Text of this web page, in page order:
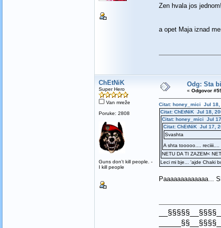
Zen hvala jos
a opet Maja iznad
ChEtNiK
Super Hero
Van mreže
Poruke: 2808
Guns don't kill people. -
I kill people
Odg: Sta
« Odgovor
Citat: honey_mici Jul 18,
Citat: ChEtNiK Jul 18,
Citat: honey_mici Jul
Citat: ChEtNiK Jul 17,
Svashta
A shta tooooo....
NETU DA TI ZAZEM<
Leci mi bje... 'ajde Chaki
Paaaaaaaaaaaaa...